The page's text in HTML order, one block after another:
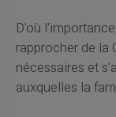
D'où
rapprocher de la
nécessaires et
auxquelles la